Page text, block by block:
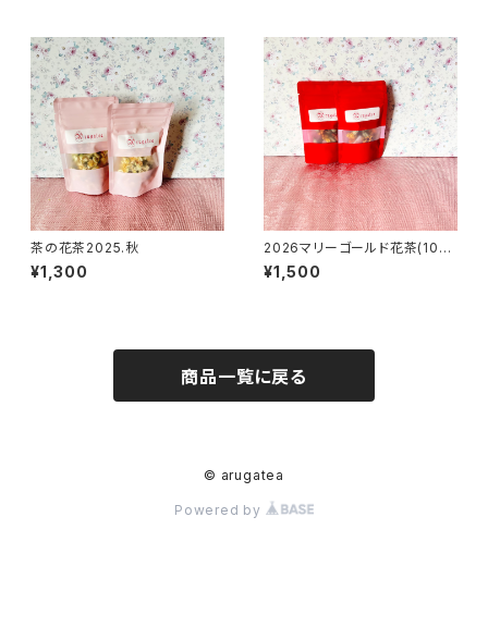
茶の花茶2025.秋
¥1,300
2026マリーゴールド花茶(10リ
ン)
¥1,500
商品一覧に戻る
© arugatea
Powered by